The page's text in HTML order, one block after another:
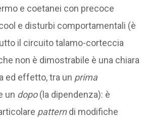
e coetanei con precoce
e disturbi comportamentali (è
il circuito talamo-corteccia
non è dimostrabile è una chiara
ed effetto, tra un prima
un dopo(la dipendenza): è
patterndi modifiche